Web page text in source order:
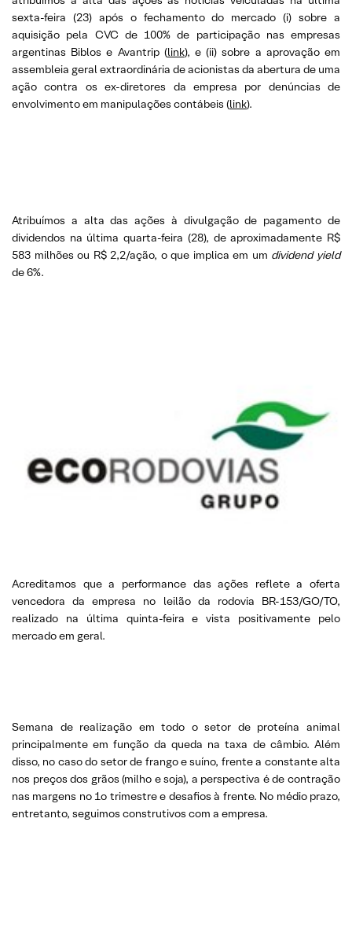
sexta-feira (23) após o fechamento do mercado (i) sobre a
aquisição pela CVC de 100% de participação nas empresas
argentinas Biblos e Avantrip (link), e (ii) sobre a aprovação em
assembleia geral extraordinária de acionistas da abertura de uma
ação contra os ex-diretores da empresa por denúncias de
envolvimento em manipulações contábeis (link).
Atribuímos a alta das ações à divulgação de pagamento de
dividendos na última quarta-feira (28), de aproximadamente R$
583 milhões ou R$ 2,2/ação, o que implica em um dividend yield
de 6%.
Acreditamos que a performance das ações reflete a oferta
vencedora da empresa no leilão da rodovia BR-153/GO/TO,
realizado na última quinta-feira e vista positivamente pelo
mercado em geral.
Semana de realização em todo o setor de proteína animal
principalmente em função da queda na taxa de câmbio. Além
disso, no caso do setor de frango e suíno, frente a constante alta
nos preços dos grãos (milho e soja), a perspectiva é de contração
nas margens no 1o trimestre e desafios à frente. No médio prazo,
entretanto, seguimos construtivos com a empresa.